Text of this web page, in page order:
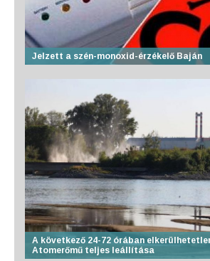
Jelzett a szén-monoxid-érzékelő Baján
A következő 24-72 órában
Atomerőmű teljes leállítása